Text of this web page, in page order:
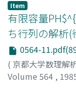
Item
有限容量
ち行列の解析
0564-
( 京都大学数理解
Volume 564 ,